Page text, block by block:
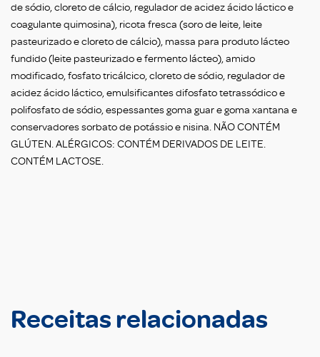
de sódio, cloreto de cálcio, regulador de acidez ácido láctico e
coagulante quimosina), ricota fresca (soro de leite, leite
pasteurizado e cloreto de cálcio), massa para produto lácteo
fundido (leite pasteurizado e fermento lácteo), amido
modificado, fosfato tricálcico, cloreto de sódio, regulador de
acidez ácido láctico, emulsificantes difosfato tetrassódico e
polifosfato de sódio, espessantes goma guar e goma xantana e
conservadores sorbato de potássio e nisina. NÃO CONTÉM
GLÚTEN. ALÉRGICOS: CONTÉM DERIVADOS DE LEITE.
CONTÉM LACTOSE.
Receitas relacionadas